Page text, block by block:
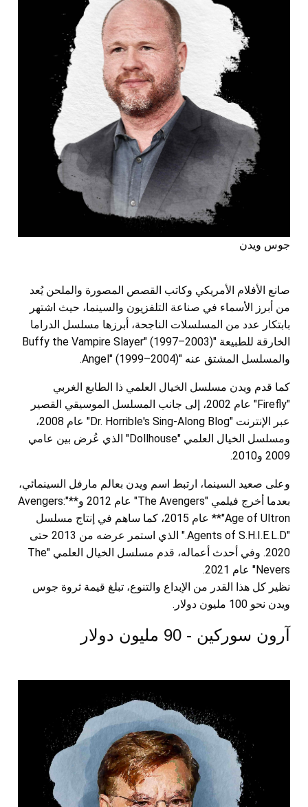
جوس ويدن
صانع الأفلام الأمريكي وكاتب القصص المصورة والملحن يُعد
من أبرز الأسماء في صناعة التلفزيون والسينما، حيث اشتهر
بابتكار عدد من المسلسلات الناجحة، أبرزها مسلسل الدراما
الخارقة للطبيعة "Buffy the Vampire Slayer" (1997–2003)
والمسلسل المشتق عنه "Angel" (1999–2004).
كما قدم ويدن مسلسل الخيال العلمي ذا الطابع الغربي
"Firefly" عام 2002، إلى جانب المسلسل الموسيقي القصير
عبر الإنترنت "Dr. Horrible's Sing-Along Blog" عام 2008،
ومسلسل الخيال العلمي "Dollhouse" الذي عُرض بين عامي
2009 و2010.
وعلى صعيد السينما، ارتبط اسم ويدن بعالم مارفل السينمائي،
بعدما أخرج فيلمي "The Avengers" عام 2012 و**"Avengers:
Age of Ultron"** عام 2015، كما ساهم في إنتاج مسلسل
"Agents of S.H.I.E.L.D." الذي استمر عرضه من 2013 حتى
2020. وفي أحدث أعماله، قدم مسلسل الخيال العلمي "The
Nevers" عام 2021.
نظير كل هذا القدر من الإبداع والتنوع، تبلغ قيمة ثروة جوس
ويدن نحو 100 مليون دولار.
آرون سوركين - 90 مليون دولار